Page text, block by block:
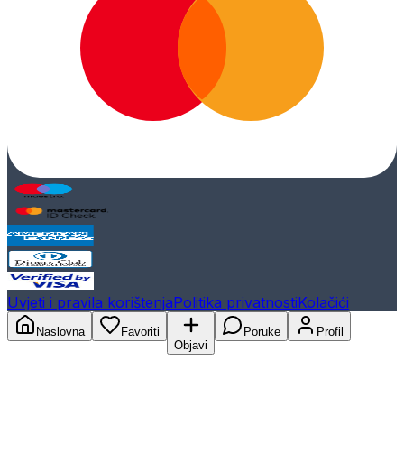
Uvjeti i pravila korištenjaPolitika privatnostiKolačići
Naslovna
Favoriti
Objavi
Poruke Profil